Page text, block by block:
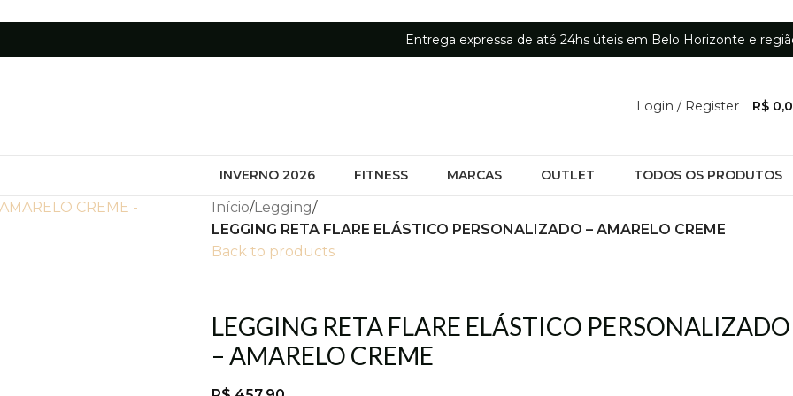
Entrega expressa de até 24hs úteis em Belo Horizonte e
Login / Register R$
INVERNO 2026 FITNESS MARCAS OUTLET TODOS OS PRODUTOS
Início/Legging/
LEGGING RETA FLARE ELÁSTICO PERSONALIZADO – AMARELO CREME
Back to products
LEGGING RETA FLARE ELÁSTICO PERSONALIZADO
– AMARELO CREME